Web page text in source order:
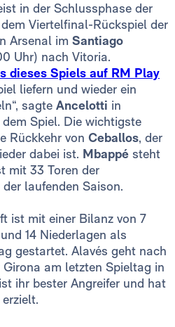
in der Schlussphase der
Viertelfinal-Rückspiel der
Arsenal im Santiago
Uhr) nach Vitoria.
dieses Spiels auf RM Play
liefern und wieder ein
sagte Ancelotti in
dem Spiel. Die wichtigste
Rückkehr von Ceballos, der
dabei ist. Mbappé steht
mit 33 Toren der
laufenden Saison.
ist mit einer Bilanz von 7
14 Niederlagen als
gestartet. Alavés geht nach
am letzten Spieltag in
ihr bester Angreifer und hat